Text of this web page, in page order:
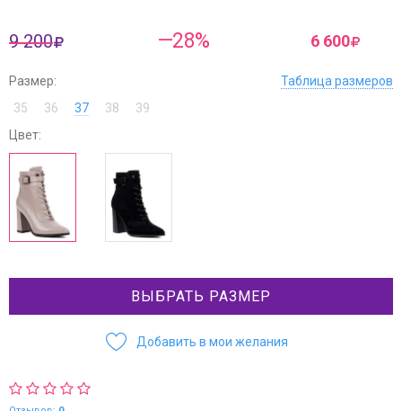
9 200 —28% 6 600
Размер:
Таблица размеров
35
36 37 38
39
Цвет:
ВЫБРАТЬ РАЗМЕР
Добавить в мои желания